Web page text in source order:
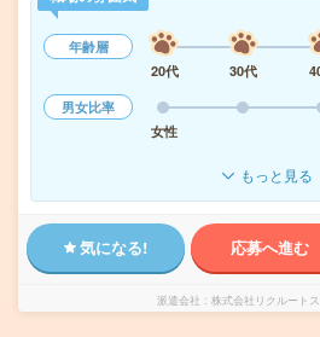
年齢層
20代
30代
男女比率
女性
もっと見る
気になる! 応募へ進む
派遣会社 株式会社リクルート